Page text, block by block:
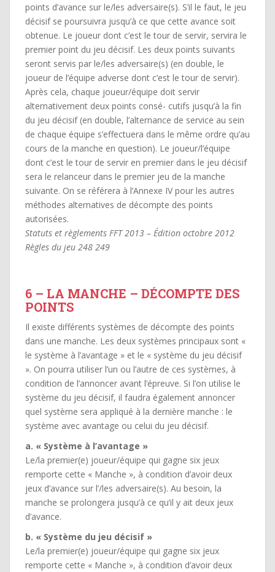
points d’avance sur le/les adversaire(s). S’il le faut, le jeu
décisif se poursuivra jusqu’à ce que cette avance soit
obtenue. Le joueur dont c’est le tour de servir, servira le
premier point du jeu décisif. Les deux points suivants
seront servis par le/les adversaire(s) (en double, le
joueur de l’équipe adverse dont c’est le tour de servir).
Après cela, chaque joueur/équipe doit servir
alternativement deux points consé- cutifs jusqu’à la fin
du jeu décisif (en double, l’alternance de service au sein
de chaque équipe s’effectuera dans le même ordre qu’au
cours de la manche en question). Le joueur/l’équipe
dont c’est le tour de servir en premier dans le jeu décisif
sera le relanceur dans le premier jeu de la manche
suivante. On se référera à l’Annexe IV pour les autres
méthodes alternatives de décompte des points
autorisées.
Statuts et règlements FFT 2013 – Édition octobre 2012
Règles du jeu 248 249
6 – LA MANCHE – DÉCOMPTE DES
POINTS
Il existe différents systèmes de décompte des points
dans une manche. Les deux systèmes principaux sont «
le système à l’avantage » et le « système du jeu décisif
». On pourra utiliser l’un ou l’autre de ces systèmes, à
condition de l’annoncer avant l’épreuve. Si l’on utilise le
système du jeu décisif, il faudra également annoncer
quel système sera appliqué à la dernière manche : le
système avec avantage ou celui du jeu décisif.
a. « Système à l’avantage »
Le/la premier(e) joueur/équipe qui gagne six jeux
remporte cette « Manche », à condition d’avoir deux
jeux d’avance sur l’/les adversaire(s). Au besoin, la
manche se prolongera jusqu’à ce qu’il y ait deux jeux
d’avance.
b. « Système du jeu décisif »
Le/la premier(e) joueur/équipe qui gagne six jeux
remporte cette « Manche », à condition d’avoir deux